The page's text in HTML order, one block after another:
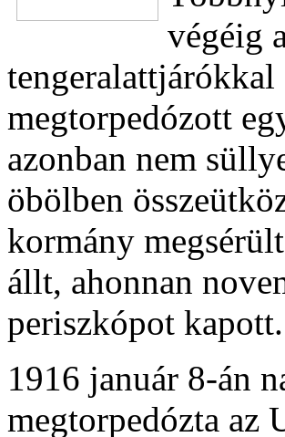
végéig
megtorpedózott
azonban nem
öbölben
kormány
állt, ahonnan
periszkópot kapott.
1916 január 8-án
megtorpedózta az